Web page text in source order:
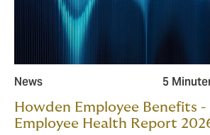
News 5
Howden Employee Benefits -
Employee Health Report